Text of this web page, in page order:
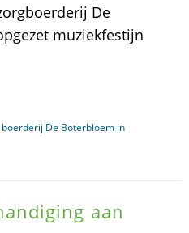
De
muziekfestijn
boerderij De Boterbloem in
aan